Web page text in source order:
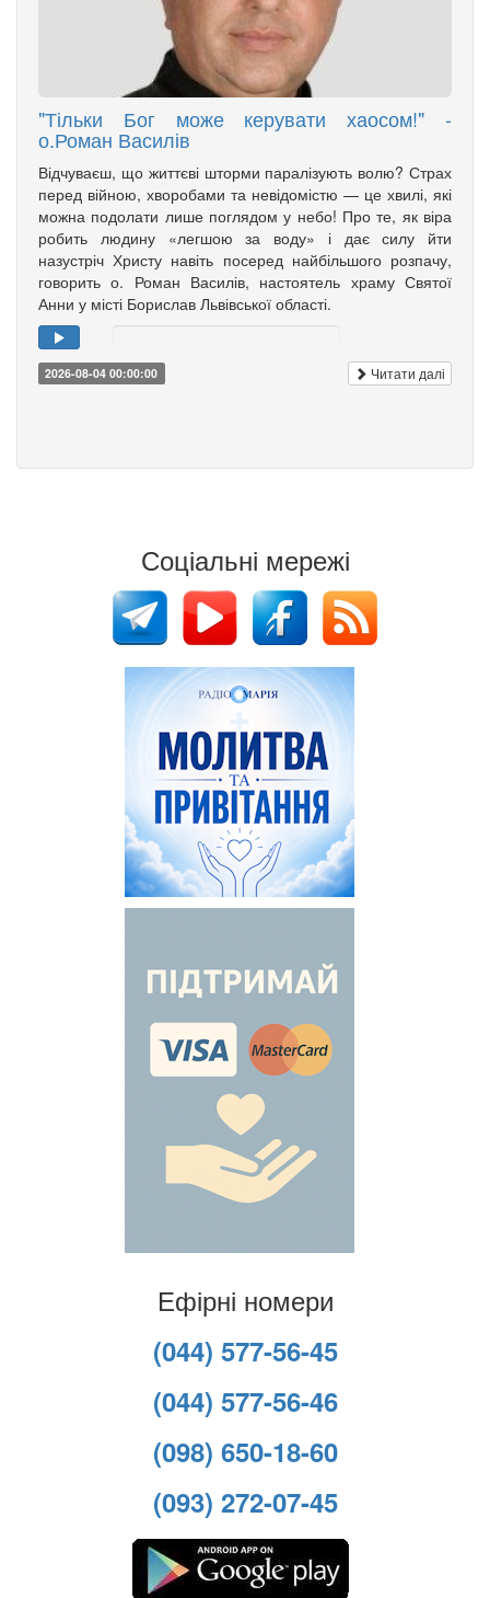
"Тільки Бог може керувати хаосом!" -
о.Роман Василів
Відчуваєш, що життєві шторми паралізують волю? Страх
перед війною, хворобами та невідомістю — це хвилі, які
можна подолати лише поглядом у небо! Про те, як віра
робить людину «легшою за воду» і дає силу йти
назустріч Христу навіть посеред найбільшого розпачу,
говорить о. Роман Василів, настоятель храму Святої
Анни у місті Борислав Львівської області.
2026-08-04 00:00:00 Читати далі
Соціальні мережі
Ефірні номери
(044) 577-56-45
(044) 577-56-46
(098) 650-18-60
(093) 272-07-45